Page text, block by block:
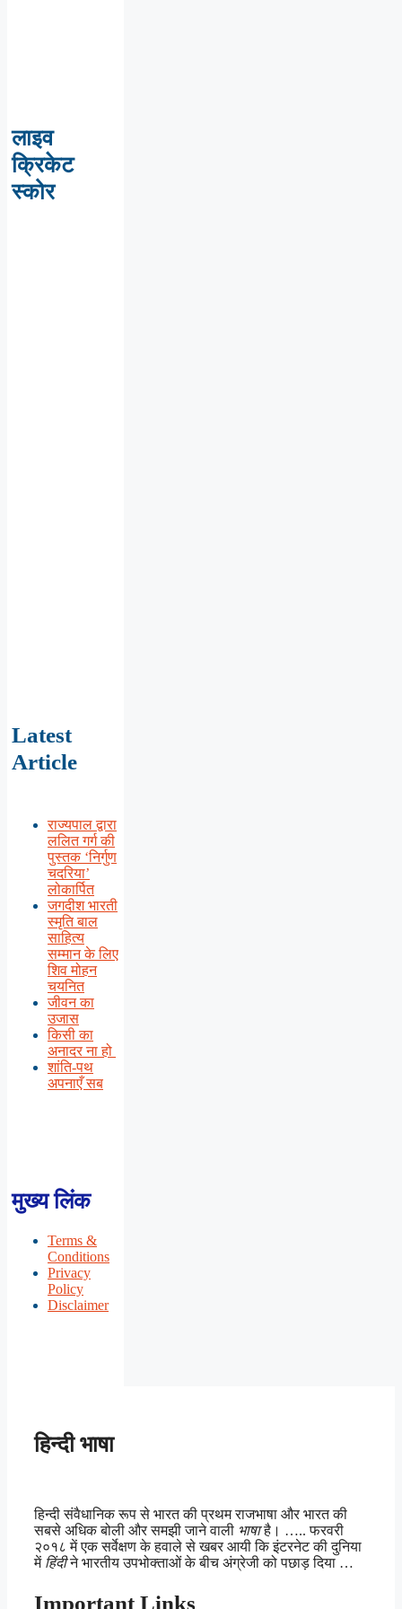
लाइव
क्रिकेट
स्कोर
Latest
Article
राज्यपाल द्वारा
ललित गर्ग की
पुस्तक ‘निर्गुण
चदरिया’
लोकार्पित
जगदीश भारती
स्मृति बाल
साहित्य
सम्मान के लिए
शिव मोहन
चयनित
जीवन का
उजास
किसी का
अनादर ना हो
शांति-पथ
अपनाएँ सब
मुख्य लिंक
Terms &
Conditions
Privacy
Policy
Disclaimer
हिन्दी भाषा
हिन्दी संवैधानिक रूप से भारत की प्रथम राजभाषा और भारत की
सबसे अधिक बोली और समझी जाने वाली भाषाहै। ….. फरवरी
२०१८ में एक सर्वेक्षण के हवाले से खबर आयी कि इंटरनेट की दुनिया
में हिंदीने भारतीय उपभोक्ताओं के बीच अंग्रेजी को पछाड़ दिया …
Important Links